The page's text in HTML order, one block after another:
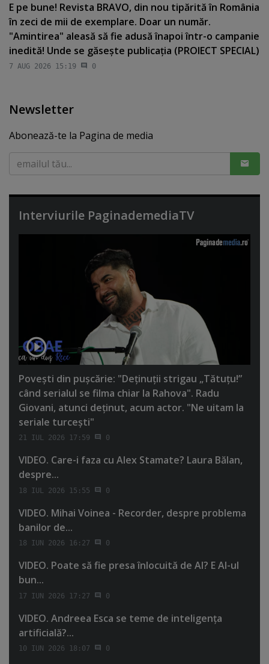
E pe bune! Revista BRAVO, din nou tipărită în România
în zeci de mii de exemplare. Doar un număr.
"Amintirea" aleasă să fie adusă înapoi într-o campanie
inedită! Unde se găseşte publicaţia (PROIECT SPECIAL)
7 AUG 2026 15:19 0
Newsletter
Abonează-te la Pagina de media
Interviurile PaginademediaTV
Poveşti din puşcărie: "Deţinuţii strigau „Tătuţu!”
când serialul se filma chiar la Rahova". Radu
Giovani, atunci deţinut, acum actor. "Ne uitam la
seriale turceşti"
21 IUL 2026 17:59 0
VIDEO. Care-i faza cu Alex Stamate? Laura Bălan,
despre...
18 IUL 2026 15:55 0
VIDEO. Mihai Voinea - Recorder, despre problema
banilor de...
18 IUN 2026 16:27 0
VIDEO. Poate să fie presa înlocuită de AI? E AI-ul
bun...
17 IUN 2026 17:27 0
VIDEO. Andreea Esca se teme de inteligenţa
artificială?...
10 IUN 2026 18:07 0